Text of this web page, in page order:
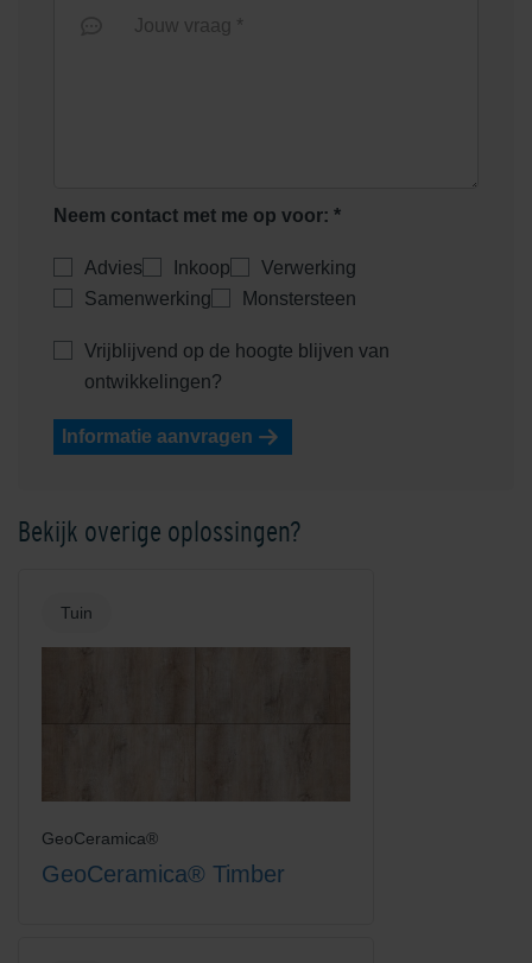
Jouw vraag *
Neem contact met me op voor: *
Advies Inkoop
Verwerking
Samenwerking
Monstersteen
Vrijblijvend op de hoogte blijven van
ontwikkelingen?
Informatie aanvragen
Bekijk overige oplossingen?
Tuin
GeoCeramica®
GeoCeramica® Timber